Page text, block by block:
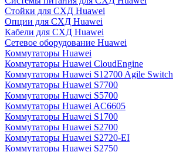
Стойки для СХД Huawei
Опции для СХД Huawei
Кабели для СХД Huawei
Сетевое оборудование Huawei
Коммутаторы Huawei
Коммутаторы Huawei CloudEngine
Коммутаторы Huawei S12700 Agile Switch
Коммутаторы Huawei S7700
Коммутаторы Huawei S5700
Коммутаторы Huawei AC6605
Коммутаторы Huawei S1700
Коммутаторы Huawei S2700
Коммутаторы Huawei S2720-EI
Коммутаторы Huawei S2750